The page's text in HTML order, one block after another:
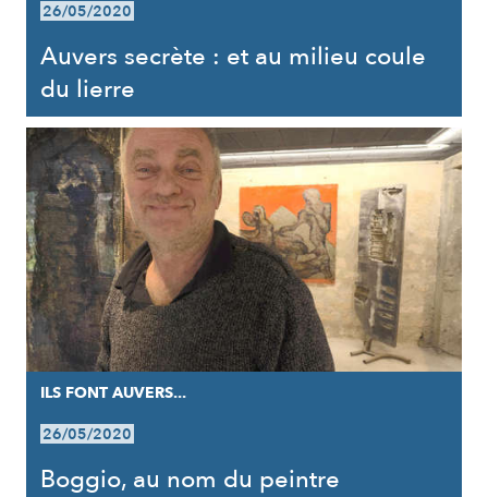
26/05/2020
Auvers secrète : et au milieu coule
du lierre
ILS FONT AUVERS...
26/05/2020
Boggio, au nom du peintre